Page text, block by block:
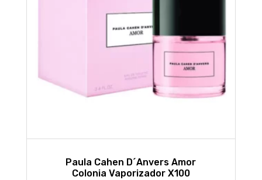
Paula Cahen D´Anvers Amor
Colonia Vaporizador X100